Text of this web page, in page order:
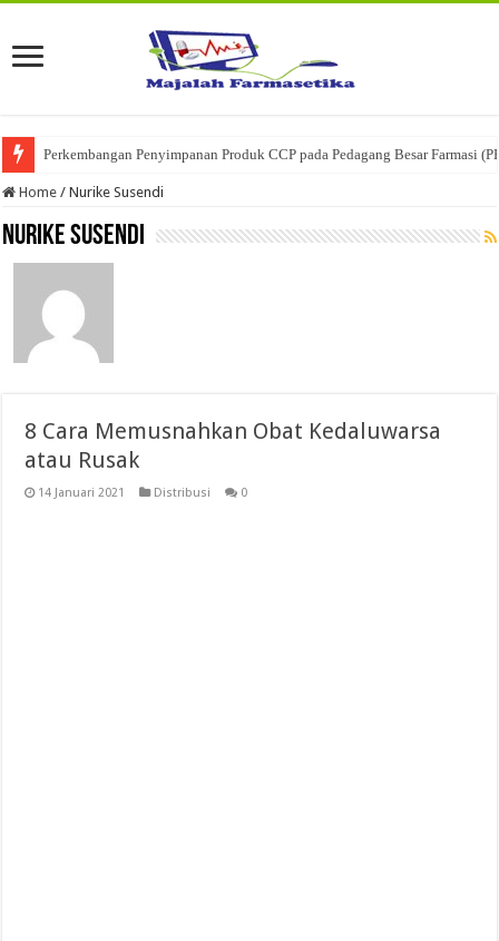
Perkembangan Penyimpanan Produk CCP pada Pedagang Besar Farmasi
Ketika Obat Menunggu Keputusan: Mengenal Peran Karantina Produk
Home / Nurike Susendi
Nurike Susendi
8 Cara Memusnahkan Obat Kedaluwarsa
atau Rusak
14 Januari 2021 Distribusi 0